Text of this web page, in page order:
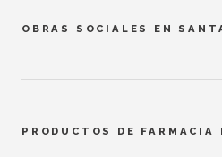
OBRAS SOCIALES EN
PRODUCTOS DE FARMACIA